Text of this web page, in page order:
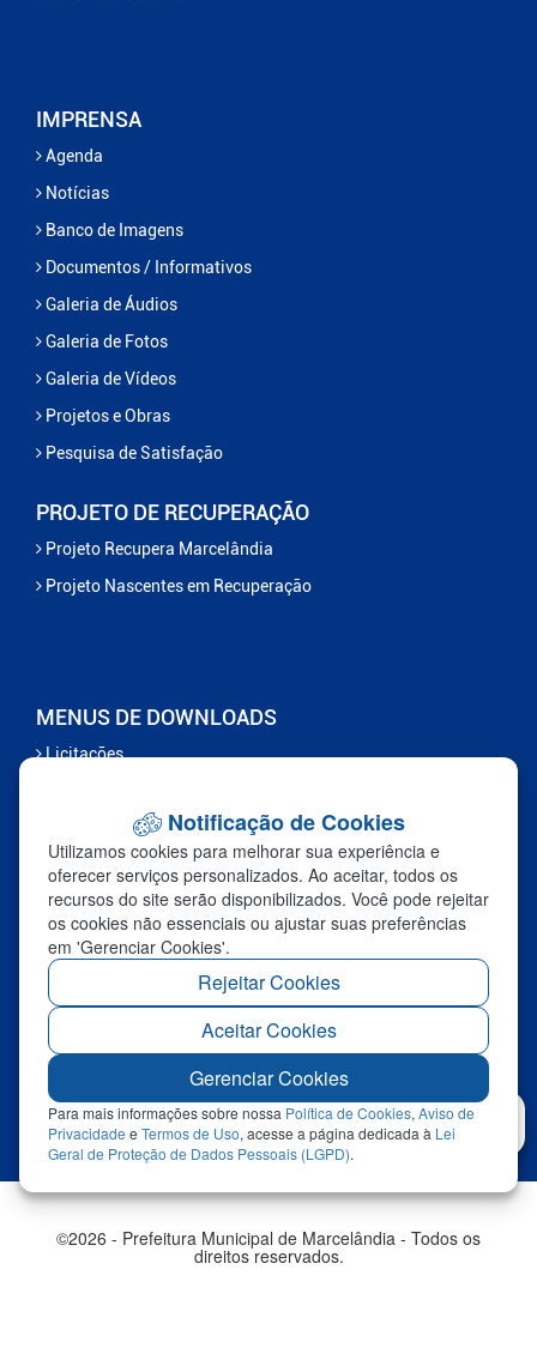
IMPRENSA
Agenda
Notícias
Banco de Imagens
Documentos / Informativos
Galeria de Áudios
Galeria de Fotos
Galeria de Vídeos
Projetos e Obras
Pesquisa de Satisfação
PROJETO DE RECUPERAÇÃO
Projeto Recupera Marcelândia
Projeto Nascentes em Recuperação
MENUS DE DOWNLOADS
Licitações
Certidões Negativas
Serviços
FALE CONOSCO
Ouvidoria
Fale Com a Prefeitura
Redefinir Cookies
©2026 - Prefeitura Municipal de Marcelândia - Todos os
direitos reservados.
Notificação de Cookies
Utilizamos cookies para melhorar sua experiência e
oferecer serviços personalizados. Ao aceitar, todos os
recursos do site serão disponibilizados. Você pode rejeitar
os cookies não essenciais ou ajustar suas preferências
em 'Gerenciar Cookies'.
Rejeitar Cookies
Aceitar Cookies
Gerenciar Cookies
Para mais informações sobre nossa Política de Cookies, Aviso de
Privacidade e Termos de Uso, acesse a página dedicada à Lei
Geral de Proteção de Dados Pessoais (LGPD).